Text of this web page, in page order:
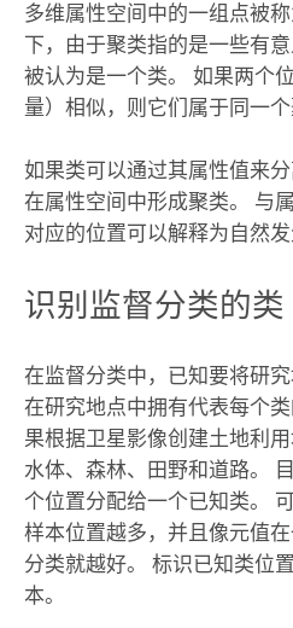
多维属性空间中的一组点被
下，由于聚类指的是一些有
被认为是一个类。 如果两个
量）相似，则它们属于同一个
如果类可以通过其属性值来
在属性空间中形成聚类。 与
对应的位置可以解释为自然发
识别监督分类的类
在监督分类中，已知要将研
在研究地点中拥有代表每个
果根据卫星影像创建土地利
水体、森林、田野和道路。
个位置分配给一个已知类。
样本位置越多，并且像元值
分类就越好。 标识已知类位
本。